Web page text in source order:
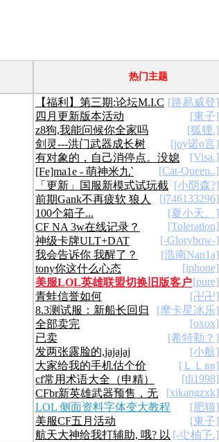
热门主题
[路易威登]
【福利】第三期:论坛M.I.C
头像的种子。[种]【光棍节礼物】[東子]
四月更新版本活动
[狐狸.]
z8狗,我能问候你全家吗
[joy诺o言]
剑灵---洪门武器成长树
[Visa.]
有对象的，自己消停点。没媳
妇的呢，睁眼看清。
[Cat-Queen..]
[Fe]ma1e - 萌神米九`
[小阴森?]
「更新」国服新模式试玩截
图！
[j746133296]
前期Gank不再疲软 狼人
技能改动公布
[夏小天。]
100个箱子...
[Toleration]
CF NA 3w在线记录？
[-Glorybow-]
神级卡牌ULT+DAT
TEEMO
[浩南Nan1a]
我会告诉你 我醒了？
[iphone]
tony你这什么心态
[pure]
美服LOL英雄联盟切换旧版客户
端方法
[卍卍]
青蛙信誉如何
[摩卡星冰乐]
8.3测试服：新船长回归
全新基础模型
[oxox]
全部卖完
[希特勒？]
已卖
[小航]
发两张露脸的,jajajaj
[ＬＬвв]
大家给我的手机估个价
[tli1998]
cf常用术语大全（申精）
[xikangzxk]
CFbr新英雄武器预售，无
图无j8，
[肥猫]
LOL 侧面资料字体变大教程
[東子]
美服CF五月活动
[-尐柚孒.]
航天大神给我打辅助, 哦? 以